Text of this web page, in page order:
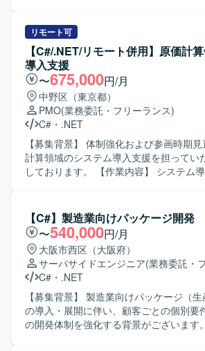
存機能の改修、障害対応、要望に基づく
装、APIを使用した外部システムとの連
担当していただきます。また、AI（
装検討やプロトタイピングなども行って
【求める人物像】 主体的に課題を発見し
方を求めております。周囲と円滑にコミ
取りながら開発を進められる方、既存シ
に粘り強く取り組める方にマッチするポ
【ポジションの魅力】 医療機関向けの
システムという社会的意義の高いサービ
できます。既存システムの保守に加え、
【開発環境】 VB.NETを用いたWindows
開発環境での作業となります。API連携を
ム構成となっており、AIツールとして
す。
リモート可
【C#/.NET/リモート併用】原価計
導入支援
〜675,000円/月
中野区（東京都）
PMO(業務委託・フリーランス)
C# ・ .NET
【募集背景】 体制強化および参画時期
計算領域のシステム導入支援を担ってい
しております。 【作業内容】 システム導入プロジェクトに
ける業務支援を中心に対応していただき
トリーダーの補佐として、設計内容の整
整などを行っていただきます。 【求める人物像】 会計や生
産管理の業務を理解しながら、システム
わっていただける方を求めております。
て周囲とコミュニケーションを取りつつ
業務を推進いただける方を歓迎いたします。 【ポジ
の魅力】 管理会計・原価計算領域に特化
かしつつ、システム導入プロジェクトの
【C#】製造業向けパッケージ開発
〜540,000円/月
大阪市西区（大阪府）
サーバサイドエンジニア(業務委託・
C# ・ .NET
【募集背景】 製造業向けパッケージ（生
の導入・展開に伴い、顧客ごとの個別要
の開発体制を強化する背景がございます。 【作業内容】 製